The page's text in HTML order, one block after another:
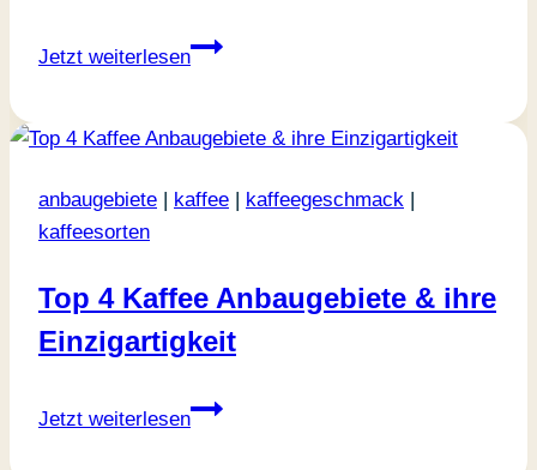
Jetzt weiterlesen
Hat
Ja:
&
anbaugebiete kaffee kaffeegeschmack
kaffeesorten
Top 4 Kaffee Anbaugebiete & ihre
Einzigartigkeit
Jetzt weiterlesen
Top